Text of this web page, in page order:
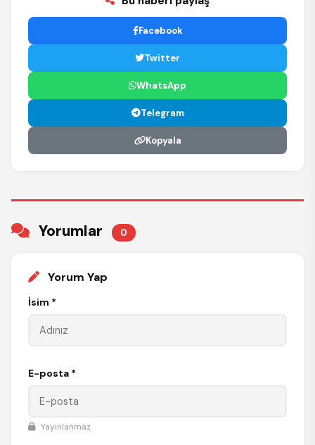
Facebook
Twitter
WhatsApp
Telegram
Kopyala
Yorumlar 0
Yorum Yap
İsim *
E-posta *
Yayınlanmaz